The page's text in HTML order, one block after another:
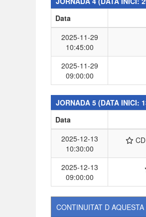
Data
2025-11-29
10:45:00
2025-11-29
09:00:00
JORNADA 5 (DATA INICI:
Data
2025-12-13
10:30:00
2025-12-13
09:00:00
CONTINUITAT D